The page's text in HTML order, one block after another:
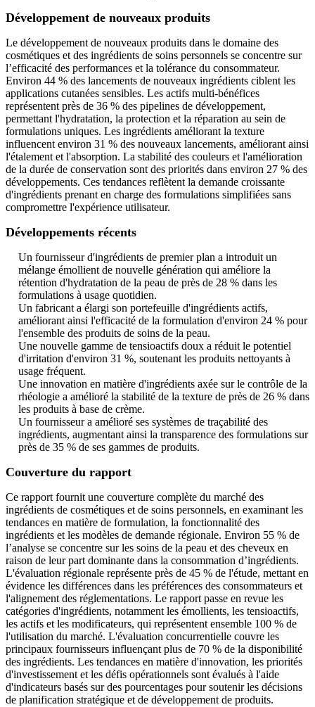
Développement de nouveaux produits
Le développement de nouveaux produits dans le domaine des
cosmétiques et des ingrédients de soins personnels se concentre sur
l’efficacité des performances et la tolérance du consommateur.
Environ 44 % des lancements de nouveaux ingrédients ciblent les
applications cutanées sensibles. Les actifs multi-bénéfices
représentent près de 36 % des pipelines de développement,
permettant l'hydratation, la protection et la réparation au sein de
formulations uniques. Les ingrédients améliorant la texture
influencent environ 31 % des nouveaux lancements, améliorant ainsi
l'étalement et l'absorption. La stabilité des couleurs et l'amélioration
de la durée de conservation sont des priorités dans environ 27 % des
développements. Ces tendances reflètent la demande croissante
d'ingrédients prenant en charge des formulations simplifiées sans
compromettre l'expérience utilisateur.
Développements récents
Un fournisseur d'ingrédients de premier plan a introduit un
mélange émollient de nouvelle génération qui améliore la
rétention d'hydratation de la peau de près de 28 % dans les
formulations à usage quotidien.
Un fabricant a élargi son portefeuille d'ingrédients actifs,
améliorant ainsi l'efficacité de la formulation d'environ 24 % pour
l'ensemble des produits de soins de la peau.
Une nouvelle gamme de tensioactifs doux a réduit le potentiel
d'irritation d'environ 31 %, soutenant les produits nettoyants à
usage fréquent.
Une innovation en matière d'ingrédients axée sur le contrôle de la
rhéologie a amélioré la stabilité de la texture de près de 26 % dans
les produits à base de crème.
Un fournisseur a amélioré ses systèmes de traçabilité des
ingrédients, augmentant ainsi la transparence des formulations sur
près de 35 % de ses gammes de produits.
Couverture du rapport
Ce rapport fournit une couverture complète du marché des
ingrédients de cosmétiques et de soins personnels, en examinant les
tendances en matière de formulation, la fonctionnalité des
ingrédients et les modèles de demande régionale. Environ 55 % de
l’analyse se concentre sur les soins de la peau et des cheveux en
raison de leur part dominante dans la consommation d’ingrédients.
L'évaluation régionale représente près de 45 % de l'étude, mettant en
évidence les différences dans les préférences des consommateurs et
l'alignement des réglementations. Le rapport passe en revue les
catégories d'ingrédients, notamment les émollients, les tensioactifs,
les actifs et les modificateurs, qui représentent ensemble 100 % de
l'utilisation du marché. L'évaluation concurrentielle couvre les
principaux fournisseurs influençant plus de 70 % de la disponibilité
des ingrédients. Les tendances en matière d'innovation, les priorités
d'investissement et les défis opérationnels sont évalués à l'aide
d'indicateurs basés sur des pourcentages pour soutenir les décisions
de planification stratégique et de développement de produits.